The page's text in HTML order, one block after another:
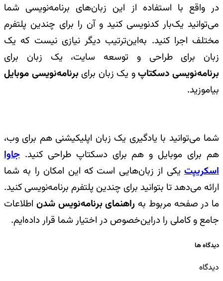
در واقع با استفاده از این زبان‌های برنامه‌نویسی شما
می‌توانید یک‌بار کدنویسی کنید و آن را برای چندین پلتفرم
مختلف اجرا کنید. به‌این‌ترتیب دیگر نیازی نیست که یک
زبان برای طراحی و توسعه سایت، یک زبان برای
برنامه‌نویسی دسکتاپو یک زبان برای برنامه‌نویسی موبایل
بیاموزید.
شما می‌توانید با یادگیری یک زبان اپلیکیشنی هم برای وب،
هم برای موبایل و هم برای دسکتاپ طراحی کنید. جاوا
اسکریپت یکی از زبان‌هایی است که این امکان را به شما
ارائه می‌دهد تا بتوانید برای چندین پلتفرم برنامه‌نویسی کنید.
ما در صفحه مربوط به راهنمای برنامه‌نویس شدن اطلاعات
جامع و کاملی را دراین‌خصوص در اختیار شما قرار داده‌ایم.
دیدگاه ها
دیدگاه